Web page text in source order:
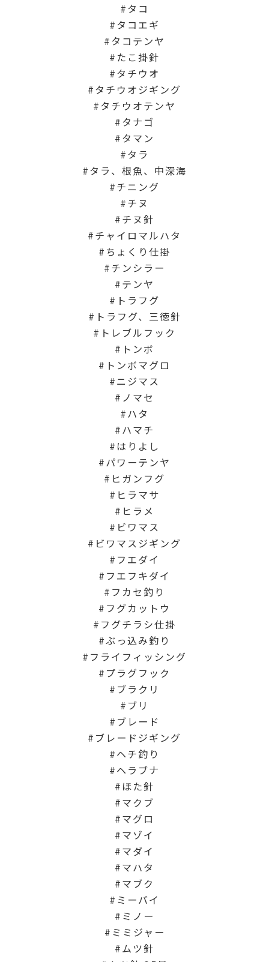
タコ
タコエギ
タコテンヤ
たこ掛針
タチウオ
タチウオジギング
タチウオテンヤ
タナゴ
タマン
タラ
タラ、根魚、中深海
チニング
チヌ
チヌ針
チャイロマルハタ
ちょくり仕掛
チンシラー
テンヤ
トラフグ
トラフグ、三徳針
トレブルフック
トンボ
トンボマグロ
ニジマス
ノマセ
ハタ
ハマチ
はりよし
パワーテンヤ
ヒガンフグ
ヒラマサ
ヒラメ
ビワマス
ビワマスジギング
フエダイ
フエフキダイ
フカセ釣り
フグカットウ
フグチラシ仕掛
ぶっ込み釣り
フライフィッシング
プラグフック
ブラクリ
ブリ
ブレード
ブレードジギング
ヘチ釣り
ヘラブナ
ほた針
マクブ
マグロ
マゾイ
マダイ
マハタ
マブク
ミーバイ
ミノー
ミミジャー
ムツ針